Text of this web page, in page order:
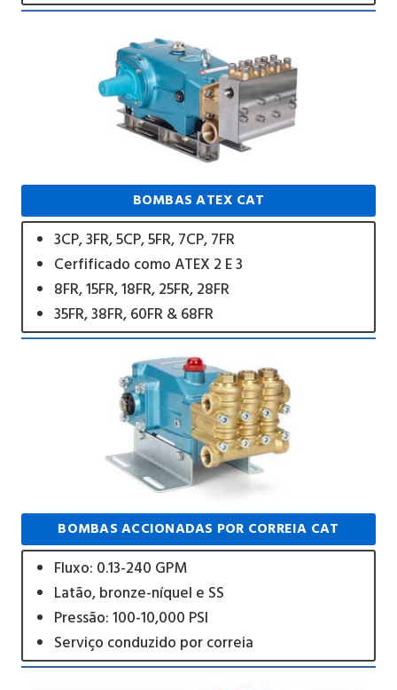
BOMBAS ATEX CAT
3CP, 3FR, 5CP, 5FR, 7CP, 7FR
Cerfificado como ATEX 2 E 3
8FR, 15FR, 18FR, 25FR, 28FR
35FR, 38FR, 60FR & 68FR
BOMBAS ACCIONADAS POR CORREIA CAT
Fluxo: 0.13-240 GPM
Latão, bronze-níquel e SS
Pressão: 100-10,000 PSI
Serviço conduzido por correia